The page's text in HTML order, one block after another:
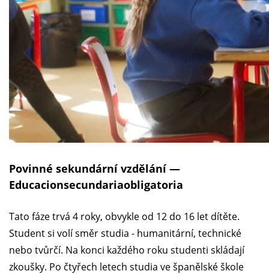
Povinné sekundární vzdělání —
Educacionsecundariaobligatoria
Tato fáze trvá 4 roky, obvykle od 12 do 16 let dítěte.
Student si volí směr studia - humanitární, technické
nebo tvůrčí. Na konci každého roku studenti skládají
zkoušky. Po čtyřech letech studia ve španělské škole